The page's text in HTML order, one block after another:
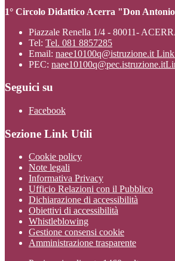
1° Circolo Didattico Acerra "Don
Piazzale Renella 1/4 - 80011-
Tel: Tel. 081 8857285
Email: naee10100q@istruzione.it Link
PEC: naee10100q@pec.istruzione.it
Seguici su
Facebook
Sezione Link Utili
Cookie policy
Note legali
Informativa Privacy
Ufficio Relazioni con il Pubblico
Dichiarazione di accessibilità
Obiettivi di accessibilità
Whistleblowing
Gestione consensi cookie
Amministrazione trasparente